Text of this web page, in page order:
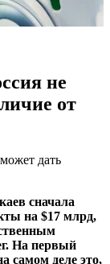
не
от
сначала
на $17 млрд,
На первый
самом деле это,